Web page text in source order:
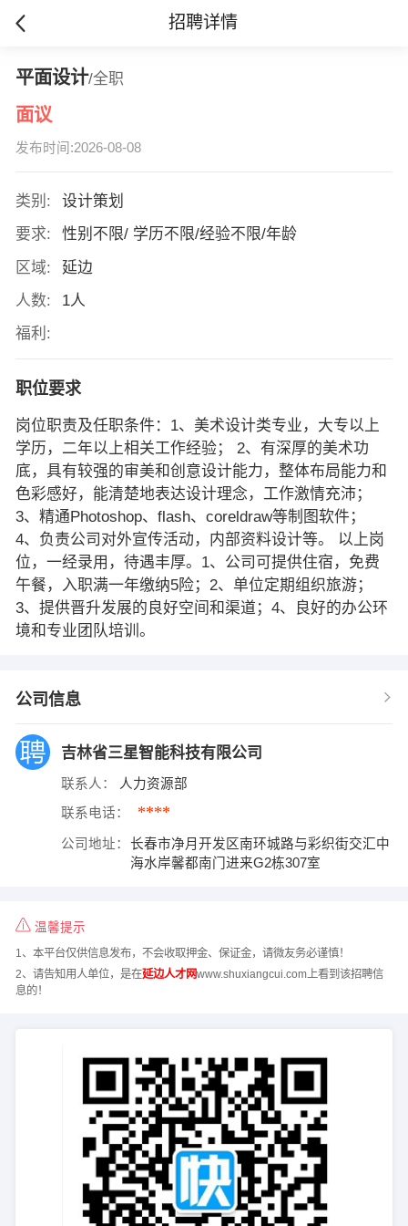
招聘详情
平面设计/全职
面议
发布时间:2026-08-08
类别:
设计策划
要求:
性别不限/ 学历不限/经验不限/年龄
区域:
延边
人数:
1人
福利:
职位要求
岗位职责及任职条件：1、美术设计类专业，大专以上
学历，二年以上相关工作经验； 2、有深厚的美术功
底，具有较强的审美和创意设计能力，整体布局能力和
色彩感好，能清楚地表达设计理念，工作激情充沛；
3、精通Photoshop、flash、coreldraw等制图软件；
4、负责公司对外宣传活动，内部资料设计等。 以上岗
位，一经录用，待遇丰厚。1、公司可提供住宿，免费
午餐，入职满一年缴纳5险；2、单位定期组织旅游；
3、提供晋升发展的良好空间和渠道；4、良好的办公环
境和专业团队培训。
公司信息
吉林省三星智能科技有限公司
联系人： 人力资源部
联系电话： ****
公司地址：
长春市净月开发区南环城路与彩织街交汇中
海水岸馨都南门进来G2栋307室
温馨提示
1、本平台仅供信息发布，不会收取押金、保证金，请微友务必谨慎！
2、请告知用人单位，是在延边人才网www.shuxiangcui.com上看到该招聘信
息的！